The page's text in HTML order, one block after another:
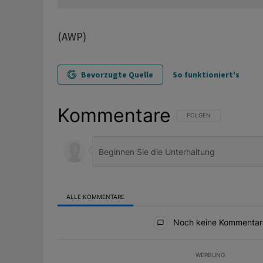
(AWP)
Bevorzugte Quelle So funktioniert's
Kommentare FOLGE DIESER
FOLGEN
ALLE KOMMENTARE
Noch keine
WERBUNG